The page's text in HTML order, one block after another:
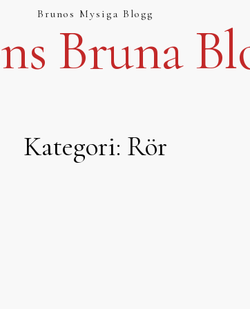
Brunos Mysiga Blogg
Bruna
Kategori: Rör